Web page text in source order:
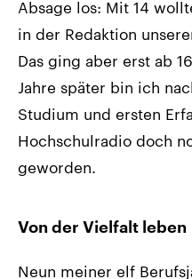
Absage los: Mit 14
in der Redaktion
Das ging aber erst ab
Jahre später bin ich
Studium und ersten
Hochschulradio doch
geworden.
Von der Vielfalt leben
Neun meiner elf